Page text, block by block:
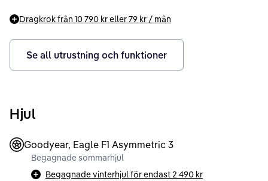
Dragkrok från 10 790 kreller79 kr / mån
Se all utrustning och funktioner
Hjul
Goodyear, Eagle F1 Asymmetric 3
Begagnade sommarhjul
Begagnade vinterhjul för endast2 490 kr